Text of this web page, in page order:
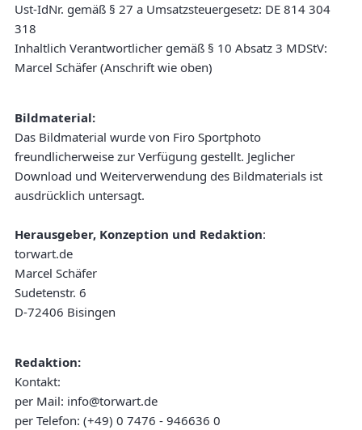
Ust-IdNr. gemäß § 27 a Umsatzsteuergesetz: DE 814 304
318
Inhaltlich Verantwortlicher gemäß § 10 Absatz 3 MDStV:
Marcel Schäfer (Anschrift wie oben)
Bildmaterial:
Das Bildmaterial wurde von Firo Sportphoto
freundlicherweise zur Verfügung gestellt. Jeglicher
Download und Weiterverwendung des Bildmaterials ist
ausdrücklich untersagt.
Herausgeber, Konzeption und Redaktion:
torwart.de
Marcel Schäfer
Sudetenstr. 6
D-72406 Bisingen
Redaktion:
Kontakt:
per Mail: info@torwart.de
per Telefon: (+49) 0 7476 - 946636 0